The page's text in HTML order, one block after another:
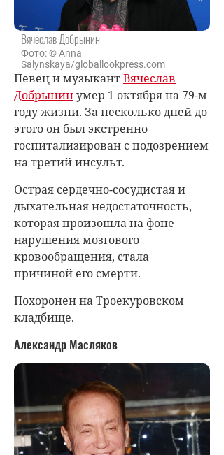
Вячеслав Добрынин
Фото: © Anna
Salynskaya/globallookpress.com
Певец и музыкантВячеслав
Добрынинумер 1 октября на 79-м
году жизни. За несколько дней до
этого он был экстренно
госпитализирован с подозрением
на третий инсульт.
Острая сердечно-сосудистая и
дыхательная недостаточность,
которая произошла на фоне
нарушения мозгового
кровообращения, стала
причиной его смерти.
Похоронен на Троекуровском
кладбище.
Александр Масляков